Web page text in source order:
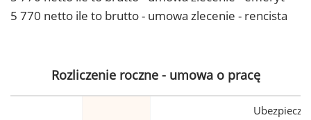
5 770 netto ile to brutto - umowa zlecenie - rencista
Rozliczenie roczne - umowa o pracę